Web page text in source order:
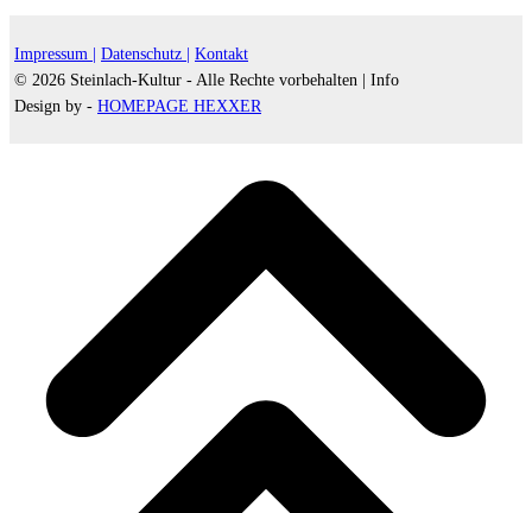
Impressum | Datenschutz |
Kontakt
© 2026 Steinlach-Kultur - Alle Rechte vorbehalten |
Info
Design by - HOMEPAGE HEXXER